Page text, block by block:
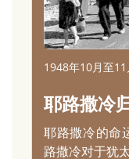
1948年10月至
耶路撒冷
耶路撒冷的命
路撒冷对于犹